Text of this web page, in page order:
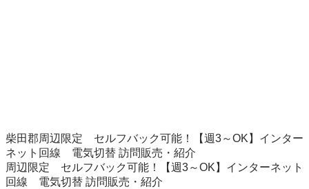
柴田郡周辺限定　セルフバック可能！【週3～OK】インター
ネット回線　電気切替 訪問販売・紹介
周辺限定　セルフバック可能！【週3～OK】インターネット
回線　電気切替 訪問販売・紹介